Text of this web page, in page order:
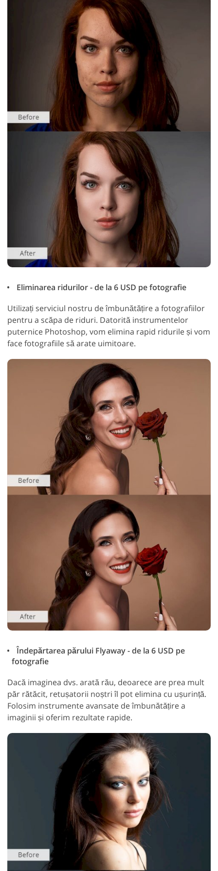
Eliminarea ridurilor - de la 6 USD pe fotografie
Utilizați serviciul nostru de îmbunătățire a fotografiilor
pentru a scăpa de riduri. Datorită instrumentelor
puternice Photoshop, vom elimina rapid ridurile și vom
face fotografiile să arate uimitoare.
Îndepărtarea părului Flyaway - de la 6 USD pe
fotografie
Dacă imaginea dvs. arată rău, deoarece are prea mult
păr rătăcit, retușatorii noștri îl pot elimina cu ușurință.
Folosim instrumente avansate de îmbunătățire a
imaginii și oferim rezultate rapide.